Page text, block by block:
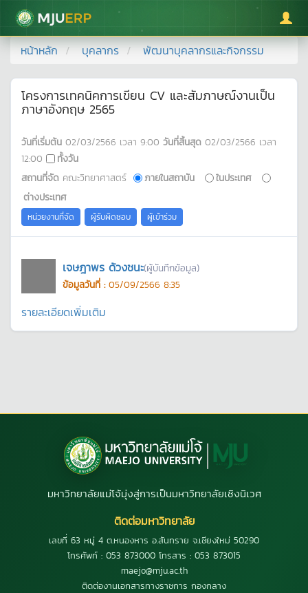
มหาวิทยาลัยแม่โจ้
หน้าหลัก บุคลากร พัฒนาบุคลากรและกิจกรรม
โครงการเทคนิคการเขียน CV และสัมภาษณ์งานเป็น
ภาษาอังกฤษ 2565
วันที่เริ่มต้น 02/03/2566 เวลา 9:00 วันที่สิ้นสุด 02/03/2566 เวลา
12:00
ทั้งวัน
สถานที่จัด คณะวิทยาศาสตร์ ภายในสถาบัน
ในประเทศ
ต่างประเทศ
หน่วยงานที่จัด ผู้รับผิดชอบ ผู้เข้าร่วม
เจษฎาพร ด้วงชนะ(ผู้บันทึกข้อมูล)
ข้อมูลวันที่ : 05/09/2566 8:35
รายละเอียดเพิ่มเติม
มหาวิทยาลัยแม่โจ้มุ่งสู่การเป็นมหาวิทยาลัยเชิงนิเวศ
ติดต่อมหาวิทยาลัย
เลขที่ 63 หมู่ 4 ต.หนองหาร อ.สันทราย จ.เชียงใหม่ 50290
โทรศัพท์ : 053 873000 โทรสาร : 053 873015
maejo@mju.ac.th
ติดต่องานเอกสารทางราชการ กองกลาง